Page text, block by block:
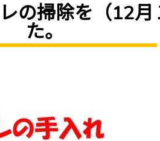
の掃除を（12
た。